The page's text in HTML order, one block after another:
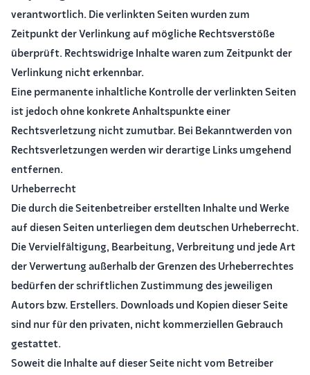
verantwortlich. Die verlinkten Seiten wurden zum
Zeitpunkt der Verlinkung auf mögliche Rechtsverstöße
überprüft. Rechtswidrige Inhalte waren zum Zeitpunkt der
Verlinkung nicht erkennbar.
Eine permanente inhaltliche Kontrolle der verlinkten Seiten
ist jedoch ohne konkrete Anhaltspunkte einer
Rechtsverletzung nicht zumutbar. Bei Bekanntwerden von
Rechtsverletzungen werden wir derartige Links umgehend
entfernen.
Urheberrecht
Die durch die Seitenbetreiber erstellten Inhalte und Werke
auf diesen Seiten unterliegen dem deutschen Urheberrecht.
Die Vervielfältigung, Bearbeitung, Verbreitung und jede Art
der Verwertung außerhalb der Grenzen des Urheberrechtes
bedürfen der schriftlichen Zustimmung des jeweiligen
Autors bzw. Erstellers. Downloads und Kopien dieser Seite
sind nur für den privaten, nicht kommerziellen Gebrauch
gestattet.
Soweit die Inhalte auf dieser Seite nicht vom Betreiber